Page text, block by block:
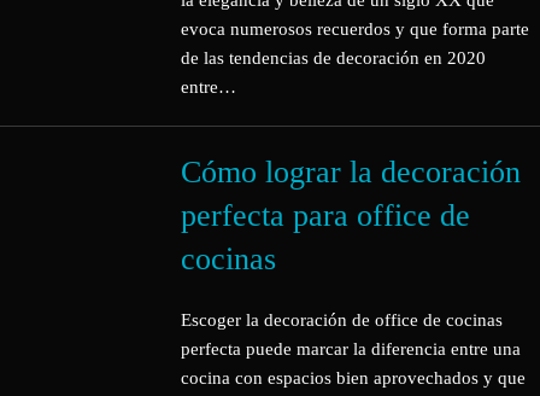
evoca numerosos recuerdos y que forma parte
de las tendencias de decoración en 2020
entre…
Cómo lograr la decoración
perfecta para office de
cocinas
Escoger la decoración de office de cocinas
perfecta puede marcar la diferencia entre una
cocina con espacios bien aprovechados y que